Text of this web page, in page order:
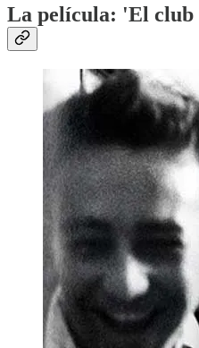
La película: 'El club